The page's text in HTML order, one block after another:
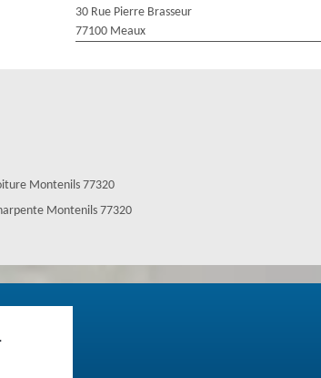
pas
30 Rue Pierre Brasseur
77100 Meaux
Montenils 77320
Montenils 77320